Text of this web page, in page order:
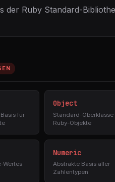
der Ruby Standard-
für
Object
Standard-Oberklasse
Ruby-Objekte
Wertes
Numeric
Abstrakte Basis aller
Zahlentypen